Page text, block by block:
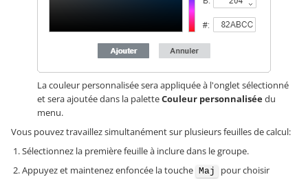
La couleur personnalisée sera appliquée à l'onglet sélectionné
et sera ajoutée dans la paletteCouleur personnaliséedu
menu.
Vous pouvez travaillez simultanément sur plusieurs feuilles de calcul:
Sélectionnez la première feuille à inclure dans le groupe.
Appuyez et maintenez enfoncée la touche Maj
pour choisir